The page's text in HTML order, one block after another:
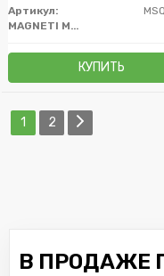
Артикул:
MAGNETI MARELLI
КУПИТЬ
1 2
В ПРОДАЖЕ